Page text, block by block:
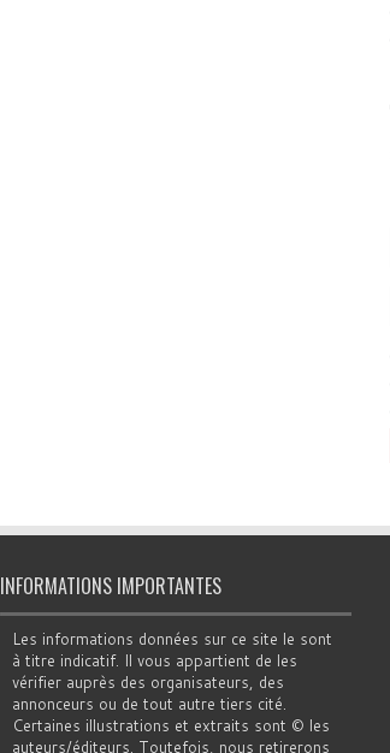
INFORMATIONS IMPORTANTES
Les informations données sur ce site le sont
à titre indicatif. Il vous appartient de les
vérifier auprès des organisateurs, des
annonceurs ou de tout autre tiers cité.
Certaines illustrations et extraits sont © les
auteurs/éditeurs. Toutefois, nous retirerons